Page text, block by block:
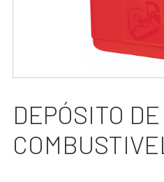
DEPÓSITO DE
COMBUSTIVEL